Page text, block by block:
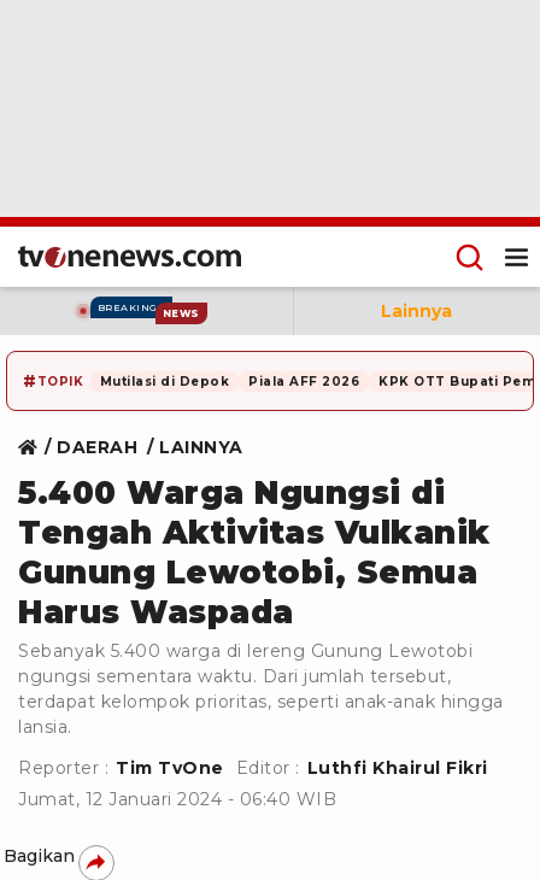
BREAKING NEWS Lainnya
# TOPIK Mutilasi di Depok Piala AFF 2026 KPK OTT Bupati
DAERAH LAINNYA
5.400 Warga Ngungsi di
Tengah Aktivitas Vulkanik
Gunung Lewotobi, Semua
Harus Waspada
Sebanyak 5.400 warga di lereng Gunung Lewotobi
ngungsi sementara waktu. Dari jumlah tersebut,
terdapat kelompok prioritas, seperti anak-anak hingga
lansia.
Reporter : Tim TvOne Editor : Luthfi Khairul Fikri
Jumat, 12 Januari 2024 - 06:40 WIB
Bagikan